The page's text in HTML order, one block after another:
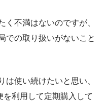
く不満はないのですが、
での取り扱いがないこと
は使い続けたいと思い、
利用して定期購入して